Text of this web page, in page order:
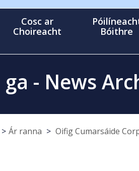
Cosc ar
Choireacht
Bóithre
ga - News
Ár ranna Oifig Cumarsáide